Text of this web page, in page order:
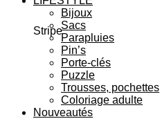
Stripe
Bijoux
Sacs
Parapluies
Pin’s
Porte-clés
Puzzle
Trousses, pochettes
Coloriage adulte
Nouveautés